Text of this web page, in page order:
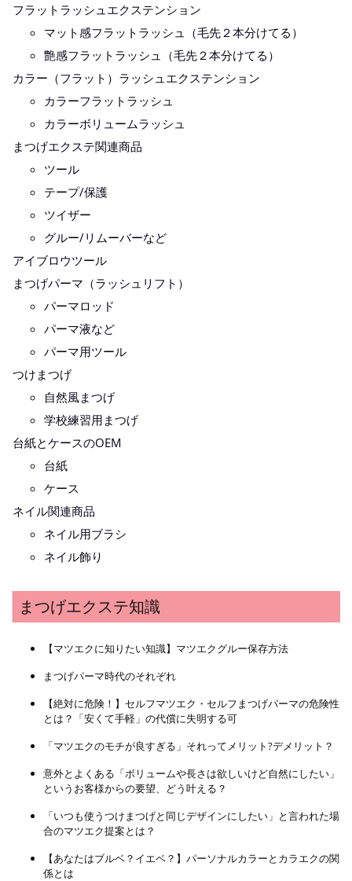
フラットラッシュエクステンション
マット感フラットラッシュ（毛先２本分けてる）
艶感フラットラッシュ（毛先２本分けてる）
カラー（フラット）ラッシュエクステンション
カラーフラットラッシュ
カラーボリュームラッシュ
まつげエクステ関連商品
ツール
テープ/保護
ツイザー
グルー/リムーバーなど
アイブロウツール
まつげパーマ（ラッシュリフト）
パーマロッド
パーマ液など
パーマ用ツール
つけまつげ
自然風まつげ
学校練習用まつげ
台紙とケースのOEM
台紙
ケース
ネイル関連商品
ネイル用ブラシ
ネイル飾り
まつげエクステ知識
【マツエクに知りたい知識】マツエクグルー保存方法
まつげパーマ時代のそれぞれ
【絶対に危険！】セルフマツエク・セルフまつげパーマの危険性
とは？「安くて手軽」の代償に失明する可
「マツエクのモチが良すぎる」それってメリット?デメリット？
意外とよくある「ボリュームや長さは欲しいけど自然にしたい」
というお客様からの要望、どう叶える？
「いつも使うつけまつげと同じデザインにしたい」と言われた場
合のマツエク提案とは？
【あなたはブルベ？イエベ？】パーソナルカラーとカラエクの関
係とは